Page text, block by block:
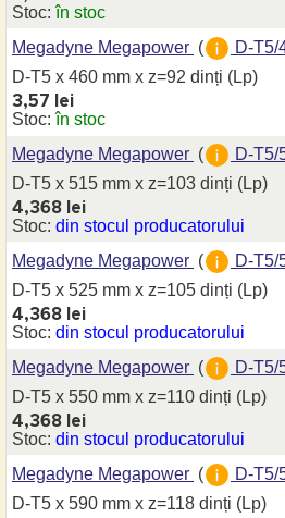
Stoc:în stoc
Megadyne Megapower ( D-T5/
D-T5 x 460 mm x z=92 dinți (Lp)
3,57 lei
Stoc:în stoc
Megadyne Megapower ( D-T5/
D-T5 x 515 mm x z=103 dinți (Lp)
4,368 lei
Stoc: din stocul producatorului
Megadyne Megapower ( D-T5/
D-T5 x 525 mm x z=105 dinți (Lp)
4,368 lei
Stoc: din stocul producatorului
Megadyne Megapower ( D-T5/
D-T5 x 550 mm x z=110 dinți (Lp)
4,368 lei
Stoc: din stocul producatorului
Megadyne Megapower ( D-T5/
D-T5 x 590 mm x z=118 dinți (Lp)